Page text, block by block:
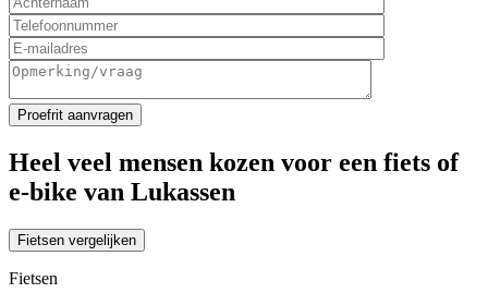
Heel veel mensen kozen voor een fiets of
e-bike van Lukassen
Fietsen vergelijken
Fietsen